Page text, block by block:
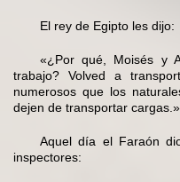
El rey de Egipto les dijo:
«¿Por qué, Moisés y
trabajo? Volved a
numerosos que los
dejen de transportar cargas.»
Aquel día el Faraón
inspectores: